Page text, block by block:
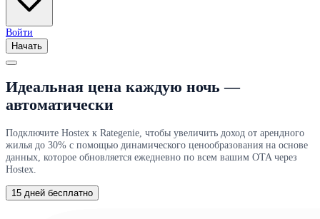
Войти
Начать
Идеальная цена каждую ночь —
автоматически
Подключите Hostex к Rategenie, чтобы увеличить доход от арендного
жилья до 30% с помощью динамического ценообразования на основе
данных, которое обновляется ежедневно по всем вашим OTA через
Hostex.
15 дней бесплатно